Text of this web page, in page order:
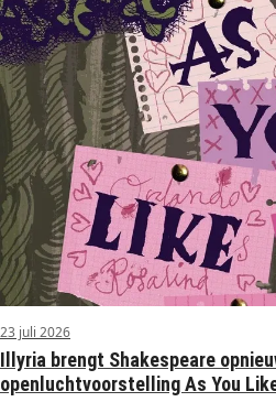
23 juli 2026
Illyria brengt Shakespeare
openluchtvoorstelling As You